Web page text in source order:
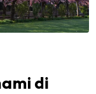
di